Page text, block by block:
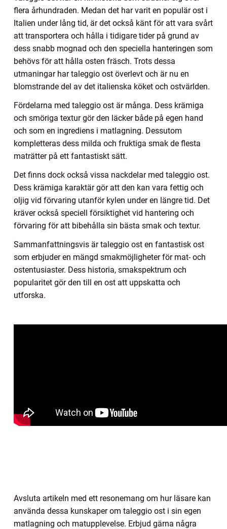
flera århundraden. Medan det har varit en populär ost i
Italien under lång tid, är det också känt för att vara svårt
att transportera och hålla i tidigare tider på grund av
dess snabb mognad och den speciella hanteringen som
behövs för att hålla osten fräsch. Trots dessa
utmaningar har taleggio ost överlevt och är nu en
blomstrande del av det italienska köket och ostvärlden.
Fördelarna med taleggio ost är många. Dess krämiga
och smöriga textur gör den läcker både på egen hand
och som en ingrediens i matlagning. Dessutom
kompletteras dess milda och fruktiga smak de flesta
maträtter på ett fantastiskt sätt.
Det finns dock också vissa nackdelar med taleggio ost.
Dess krämiga karaktär gör att den kan vara fettig och
oljig vid förvaring utanför kylen under en längre tid. Det
kräver också speciell försiktighet vid hantering och
förvaring för att bibehålla sin bästa smak och textur.
Sammanfattningsvis är taleggio ost en fantastisk ost
som erbjuder en mängd smakmöjligheter för mat- och
ostentusiaster. Dess historia, smakspektrum och
popularitet gör den till en ost att uppskatta och
utforska.
Avsluta artikeln med ett resonemang om hur läsare kan
använda dessa kunskaper om taleggio ost i sin egen
matlagning och matupplevelse. Erbjud gärna några